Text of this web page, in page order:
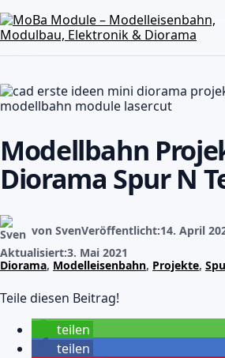
Modellbahn
Diorama Spur N
von SvenVeröffentlicht:14. April
Aktualisiert:3. Mai 2021
Diorama, Modelleisenbahn, Projekte,
Teile diesen Beitrag!
teilen
teilen